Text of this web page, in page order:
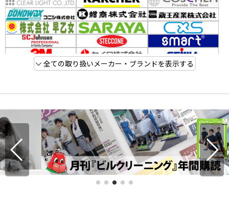
全ての取り扱いメーカー・ブランドを表示する